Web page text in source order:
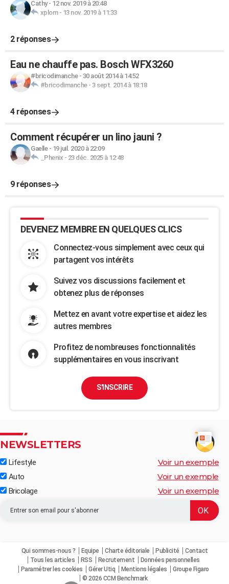
Cathy- 12 nov. 2019 à 20:48
xplom- 13 nov. 2019 à 11:33
2 réponses
Eau ne chauffe pas. Bosch WFX3260
#bricodimanche- 30 août 2014 à 14:52
#bricodimanche- 3 sept. 2014 à 18:18
4 réponses
Comment récupérer un lino jauni ?
Gaelle- 19 juil. 2020 à 22:09
_Phenix - 23 déc. 2025 à 12:48
9 réponses
DEVENEZ MEMBRE EN QUELQUES CLICS
Connectez-vous simplement avec ceux qui
partagent vos intérêts
Suivez vos discussions facilement et
obtenez plus de réponses
Mettez en avant votre expertise et aidez les
autres membres
Profitez de nombreuses fonctionnalités
supplémentaires en vous inscrivant
S'INSCRIRE
NEWSLETTERS
Lifestyle Voir un exemple
Auto Voir un exemple
Bricolage Voir un exemple
Qui sommes-nous ? Equipe Charte éditoriale Publicité
Contact
Tous les articles
RSS Recrutement
Données personnelles
Paramétrer les cookies
Gérer Utiq Mentions légales
Groupe Figaro
© 2026 CCM Benchmark